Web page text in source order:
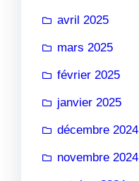
avril 2025
mars 2025
février 2025
janvier 2025
décembre 2024
novembre 2024